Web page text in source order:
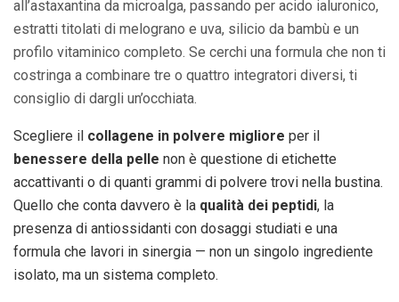
all’astaxantina da microalga, passando per acido ialuronico,
estratti titolati di melograno e uva, silicio da bambù e un
profilo vitaminico completo. Se cerchi una formula che non ti
costringa a combinare tre o quattro integratori diversi, ti
consiglio di dargli un’occhiata.
Scegliere il collagene in polvere migliore per il
benessere della pelle non è questione di etichette
accattivanti o di quanti grammi di polvere trovi nella bustina.
Quello che conta davvero è la qualità dei peptidi, la
presenza di antiossidanti con dosaggi studiati e una
formula che lavori in sinergia — non un singolo ingrediente
isolato, ma un sistema completo.